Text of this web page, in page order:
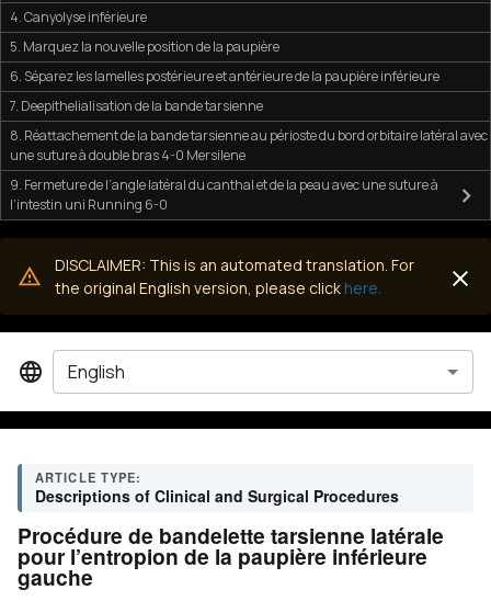
4. Canyolyse inférieure
5. Marquez la nouvelle position de la paupière
6. Séparez les lamelles postérieure et antérieure de la paupière inférieure
7. Deepithelialisation de la bande tarsienne
8. Réattachement de la bande tarsienne au périoste du bord orbitaire latéral avec
une suture à double bras 4-0 Mersilene
9. Fermeture de l’angle latéral du canthal et de la peau avec une suture à
l’intestin uni Running 6-0
DISCLAIMER: This is an automated translation. For
the original English version, please click here.
ARTICLE TYPE:
Descriptions of Clinical and Surgical Procedures
Procédure de bandelette tarsienne latérale
pour l’entropion de la paupière inférieure
gauche
English